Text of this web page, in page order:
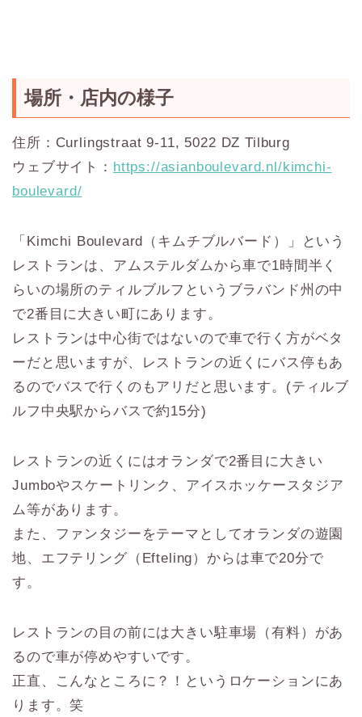
場所・店内の様子
住所：Curlingstraat 9-11, 5022 DZ Tilburg
ウェブサイト： https://asianboulevard.nl/kimchi-
boulevard/
「Kimchi Boulevard（キムチブルバード）」という
レストランは、アムステルダムから車で1時間半く
らいの場所のティルブルフというブラバンド州の中
で2番目に大きい町にあります。
レストランは中心街ではないので車で行く方がベタ
ーだと思いますが、レストランの近くにバス停もあ
るのでバスで行くのもアリだと思います。(ティルブ
ルフ中央駅からバスで約15分)
レストランの近くにはオランダで2番目に大きい
Jumboやスケートリンク、アイスホッケースタジア
ム等があります。
また、ファンタジーをテーマとしてオランダの遊園
地、エフテリング（Efteling）からは車で20分で
す。
レストランの目の前には大きい駐車場（有料）があ
るので車が停めやすいです。
正直、こんなところに？！というロケーションにあ
ります。笑